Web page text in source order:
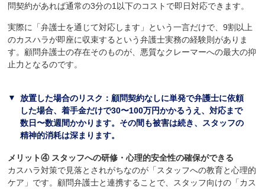
問契約があれば通常の3分の1以下のコストで即日対応できます。
実際に「弁護士を通じて対応します」という一言だけで、9割以上
のカスハラが即座に収束するという弁護士実務の経験則がありま
す。顧問弁護士の存在そのものが、悪質なクレーマーへの最大の抑
止力となるのです。
放置した場合のリスク：顧問契約なしに単発で弁護士に依頼
した場合、着手金だけで30〜100万円かかるうえ、対応まで
数日〜数週間かかります。その間も被害は続き、スタッフの
精神的消耗は深まります。
メリット④ スタッフへの研修・心理的安全性の確保ができる
カスハラ対策で見落とされがちなのが「スタッフへの教育と心理的
ケア」です。顧問弁護士と連携することで、スタッフ向けの「カス